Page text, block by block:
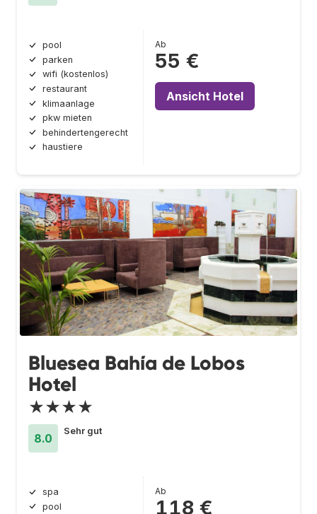
pool
parken
wifi (kostenlos)
restaurant
klimaanlage
pkw mieten
behindertengerecht
haustiere
Ab
55 €
Ansicht Hotel
Bluesea Bahía de Lobos
Hotel
★★★★
8.0
Sehr gut
spa
pool
Ab
118 €